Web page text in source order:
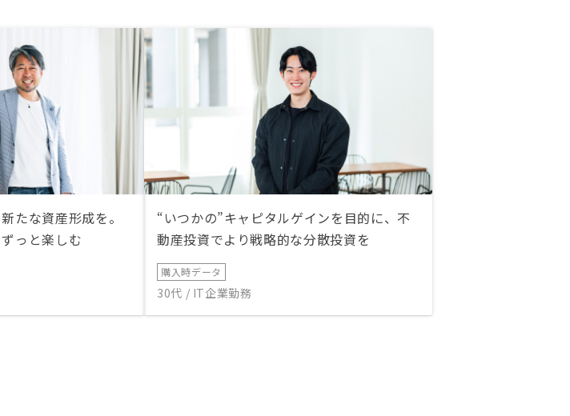
たな資産形成を。
っと楽しむ
“いつかの”キャピタルゲインを目的に、不
動産投資でより戦略的な分散投資を
購入時データ
30代 / IT企業勤務